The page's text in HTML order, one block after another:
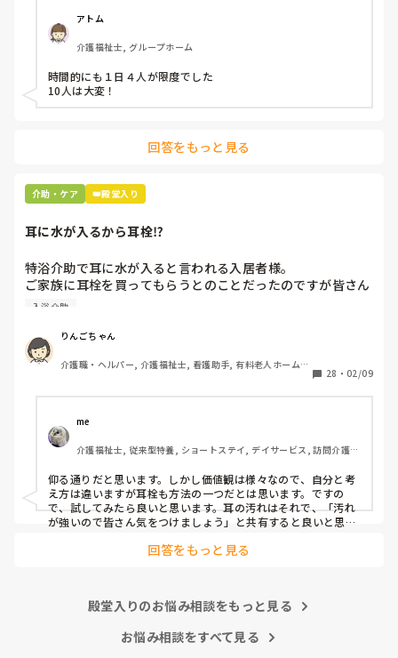
アトム
介護福祉士, グループホーム
時間的にも１日４人が限度でした
10人は大変！
回答をもっと見る
介助・ケア 👑殿堂入り
耳に水が入るから耳栓⁉︎
特浴介助で耳に水が入ると言われる入居者様。
ご家族に耳栓を買ってもらうとのことだったのですが皆さん
どう思われますか？
思ったのですがパートなためあまり強く言えず…
また洗髪後どうやら耳を拭いてない様子。あとから耳を拭い
て欲しいと言われて拭くととても汚いのですが、耳栓よりも
耳栓の管理も大変だと思いますし（衛生的に消毒なども必要
かと）、皆さんどう思われますか？
入浴介助
りんごちゃん
介護職・ヘルパー, 介護福祉士, 看護助手, 有料老人ホーム,
28 ・ 02/09
me
介護福祉士, 従来型特養, ショートステイ, デイサービス, 訪問介護,
仰る通りだと思います。しかし価値観は様々なので、自分と考
え方は違いますが耳栓も方法の一つだとは思います。ですの
で、試してみたら良いと思います。耳の汚れはそれで、「汚れ
が強いので皆さん気をつけましょう」と共有すると良いと思い
回答をもっと見る
殿堂入りのお悩み相談をもっと見る
お悩み相談をすべて見る